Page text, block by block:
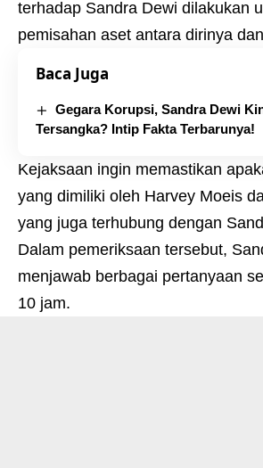
terhadap Sandra Dewi dilakukan
pemisahan aset antara dirinya
Baca Juga
Gegara Korupsi, Sandra Dewi
Tersangka? Intip Fakta Terbarunya!
Kejaksaan ingin memastikan
yang dimiliki oleh Harvey Moeis
yang juga terhubung dengan
Dalam pemeriksaan tersebut,
menjawab berbagai pertanyaan
10 jam.